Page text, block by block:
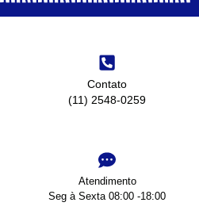
Contato
(11) 2548-0259
Atendimento
Seg à Sexta 08:00 -18:00